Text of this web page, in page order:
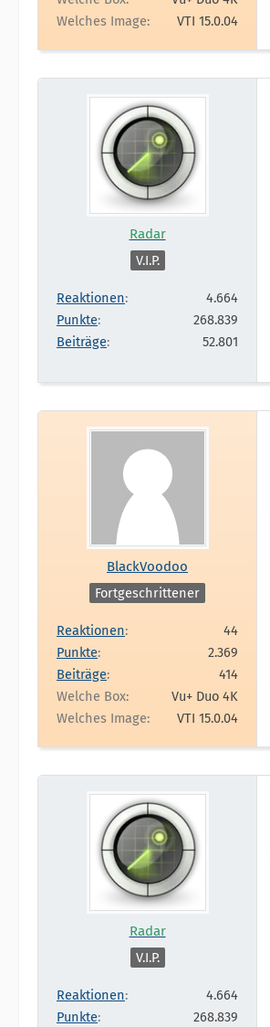
Welches Image
VTI 15.0.04
Radar
V.I.P.
Reaktionen
4.664
Punkte
268.839
Beiträge
52.801
BlackVoodoo
Fortgeschrittener
Reaktionen
44
Punkte
2.369
Beiträge
414
Welche Box
Vu+ Duo 4K
Welches Image
VTI 15.0.04
Radar
V.I.P.
Reaktionen
4.664
Punkte
268.839